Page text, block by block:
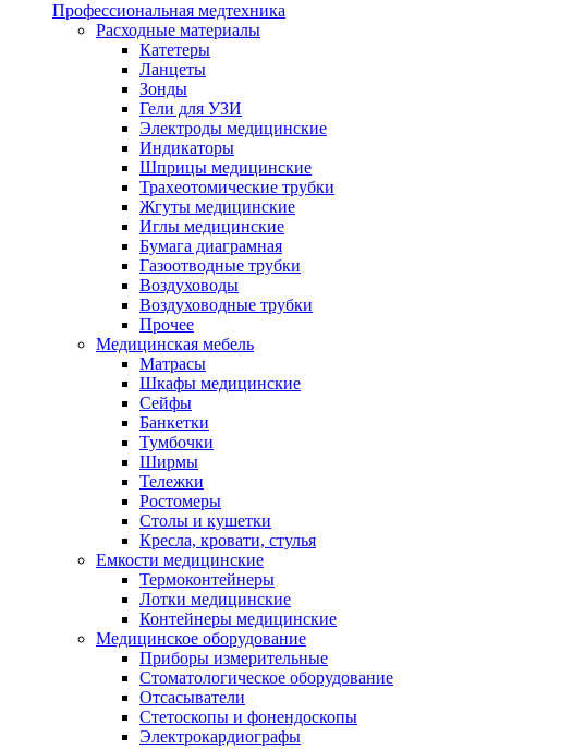
Профессиональная медтехника
Расходные материалы
Катетеры
Ланцеты
Зонды
Гели для УЗИ
Электроды медицинские
Индикаторы
Шприцы медицинские
Трахеотомические трубки
Жгуты медицинские
Иглы медицинские
Бумага диаграмная
Газоотводные трубки
Воздуховоды
Воздуховодные трубки
Прочее
Медицинская мебель
Матрасы
Шкафы медицинские
Сейфы
Банкетки
Тумбочки
Ширмы
Тележки
Ростомеры
Столы и кушетки
Кресла, кровати, стулья
Емкости медицинские
Термоконтейнеры
Лотки медицинские
Контейнеры медицинские
Медицинское оборудование
Приборы измерительные
Стоматологическое оборудование
Отсасыватели
Стетоскопы и фонендоскопы
Электрокардиографы